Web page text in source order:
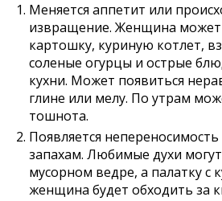
Меняется аппетит или
извращение. Женщина может
картошку, куриную котлет,
соленые огурцы и острые
кухни. Может появиться
глине или мелу. По утрам
тошнота.
Появляется
запахам. Любимые духи могут
мусорном ведре, а палатку с
женщина будет обходить за